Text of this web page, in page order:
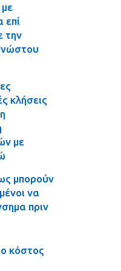
επί
την
κλήσεις
με
μπορούν
να
πριν
κόστος